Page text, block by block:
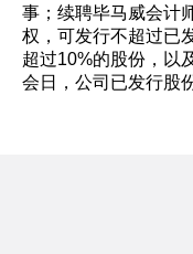
事；续聘毕马威会计
权，可发行不超过已
超过10%的股份，以
会日，公司已发行股